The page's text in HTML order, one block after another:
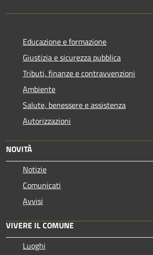
Educazione e formazione
Giustizia e sicurezza pubblica
Tributi, finanze e contravvenzioni
Ambiente
Salute, benessere e assistenza
Autorizzazioni
NOVITÀ
Notizie
Comunicati
Avvisi
VIVERE IL COMUNE
Luoghi